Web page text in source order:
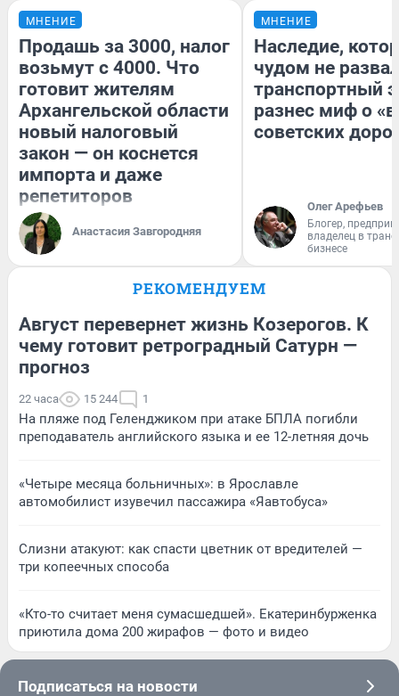
МНЕНИЕ
Продашь за 3000, налог
возьмут с 4000. Что
готовит жителям
Архангельской области
новый налоговый
закон — он коснется
импорта и даже
репетиторов
Анастасия Завгородняя
МНЕНИЕ
Наследие,
чудом не
транспортный
разнес миф о
советских
Олег Арефьев
Блогер,
владелец в
бизнесе
РЕКОМЕНДУЕМ
Август перевернет жизнь Козерогов. К
чему готовит ретроградный Сатурн —
прогноз
22 часа 15 244 1
На пляже под Геленджиком при атаке БПЛА погибли
преподаватель английского языка и ее 12-летняя дочь
«Четыре месяца больничных»: в Ярославле
автомобилист изувечил пассажира «Яавтобуса»
Слизни атакуют: как спасти цветник от вредителей —
три копеечных способа
«Кто-то считает меня сумасшедшей». Екатеринбурженка
приютила дома 200 жирафов — фото и видео
Подписаться на новости